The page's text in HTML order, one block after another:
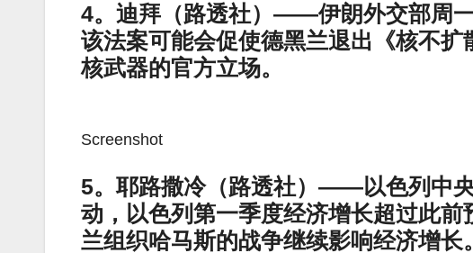
4。迪拜（路透社）——伊朗外交部周
该法案可能会促使德黑兰退出《核不
核武器的官方立场。
Screenshot
5。耶路撒冷（路透社）——以色列中
动，以色列第一季度经济增长超过此
兰组织哈马斯的战争继续影响经济增长。